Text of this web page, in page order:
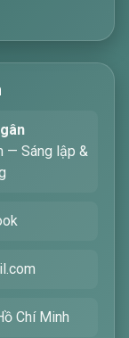
từ
ngay
— Sáng lập &
Chí Minh